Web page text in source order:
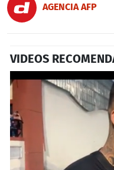
AGENCIA AFP
VIDEOS